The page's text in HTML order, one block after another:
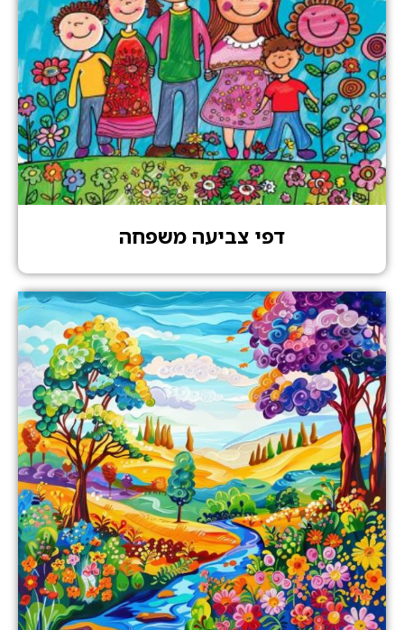
דפי צביעה משפחה